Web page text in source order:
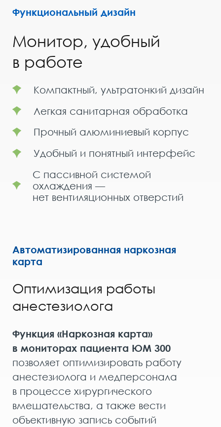
Функциональный дизайн
Монитор, удобный
в работе
Компактный, ультратонкий дизайн
Легкая санитарная обработка
Прочный алюминиевый корпус
Удобный и понятный интерфейс
C пассивной системой
охлаждения —
нет вентиляционных отверстий
Автоматизированная наркозная
карта
Оптимизация работы
анестезиолога
Функция «Наркозная карта»
в мониторах пациента ЮМ 300
позволяет оптимизировать работу
анестезиолога и медперсонала
в процессе хирургического
вмешательства, а также вести
объективную запись событий